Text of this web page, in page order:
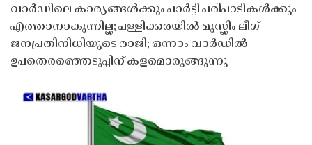
വാർഡിലെ കാര്യങ്ങൾക്കും പാർട്ടി പരിപാടികൾക്കും
എത്താനാകുന്നില്ല; പള്ളിക്കരയിൽ മുസ്ലിം ലീഗ്
ജനപ്രതിനിധിയുടെ രാജി; ഒന്നാം വാർഡിൽ
ഉപതെരഞ്ഞെടുപ്പിന് കളമൊരുങ്ങുന്നു